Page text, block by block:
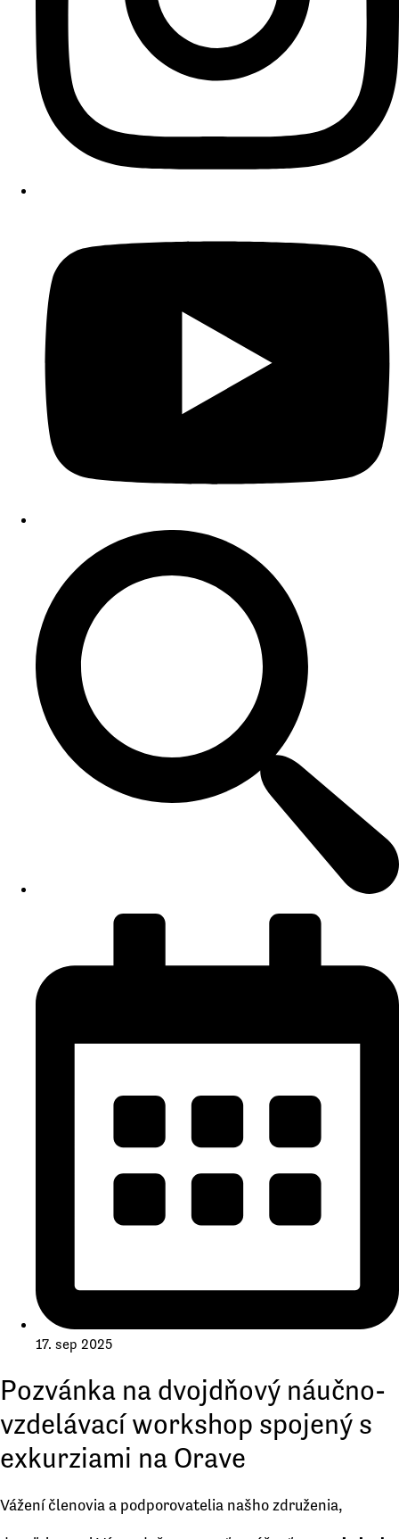
17. sep 2025
Pozvánka na dvojdňový náučno-
vzdelávací workshop spojený s
exkurziami na Orave
Vážení členovia a podporovatelia našho združenia,